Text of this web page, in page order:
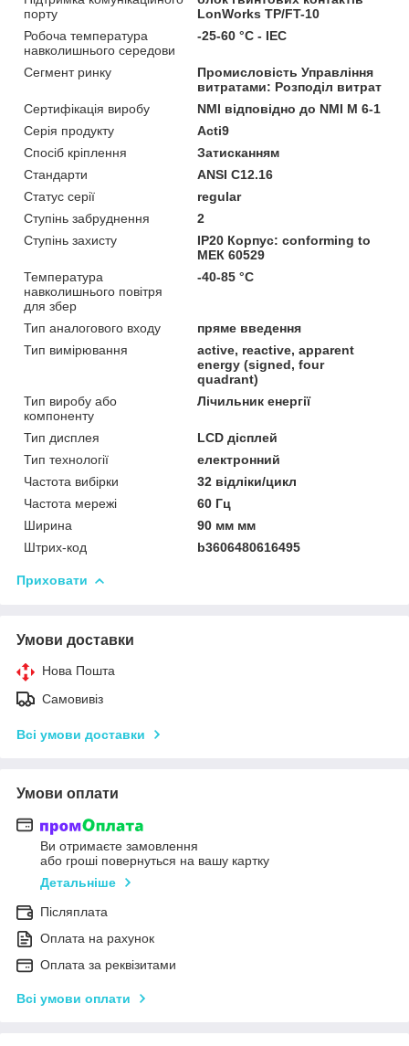
порту
LonWorks TP/FT-10
Робоча температура
навколишнього середови
-25-60 °C - IEC
Сегмент ринку
Промисловість Управління
витратами: Розподіл витрат
Сертифікація виробу
NMI відповідно до NMI M 6-1
Серія продукту
Acti9
Спосіб кріплення
Затисканням
Стандарти
ANSI C12.16
Статус серії
regular
Ступінь забруднення
2
Ступінь захисту
IP20 Корпус: conforming to
МЕК 60529
Температура
навколишнього повітря
для збер
-40-85 °C
Тип аналогового входу
пряме введення
Тип вимірювання
active, reactive, apparent
energy (signed, four
quadrant)
Тип виробу або
компоненту
Лічильник енергії
Тип дисплея
LCD дісплей
Тип технології
електронний
Частота вибірки
32 відліки/цикл
Частота мережі
60 Гц
Ширина
90 мм мм
Штрих-код
b3606480616495
Приховати
Умови доставки
Нова Пошта
Самовивіз
Всі умови доставки
Умови оплати
Ви отримаєте замовлення
або гроші повернуться на вашу картку
Детальніше
Післяплата
Оплата на рахунок
Оплата за реквізитами
Всі умови оплати